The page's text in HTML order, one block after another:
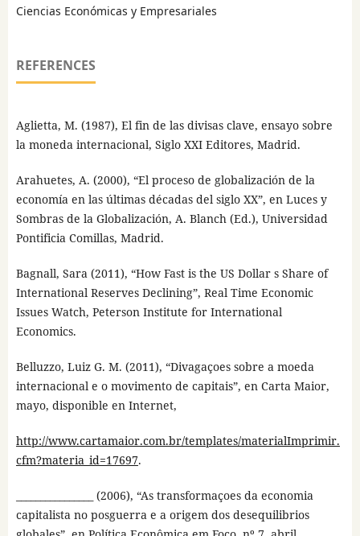
Ciencias Económicas y Empresariales
REFERENCES
Aglietta, M. (1987), El fin de las divisas clave, ensayo sobre
la moneda internacional, Siglo XXI Editores, Madrid.
Arahuetes, A. (2000), “El proceso de globalización de la
economía en las últimas décadas del siglo XX”, en Luces y
Sombras de la Globalización, A. Blanch (Ed.), Universidad
Pontificia Comillas, Madrid.
Bagnall, Sara (2011), “How Fast is the US Dollar s Share of
International Reserves Declining”, Real Time Economic
Issues Watch, Peterson Institute for International
Economics.
Belluzzo, Luiz G. M. (2011), “Divagaçoes sobre a moeda
internacional e o movimento de capitais”, en Carta Maior,
mayo, disponible en Internet,
http://www.cartamaior.com.br/templates/materialImprimir.
cfm?materia_id=17697.
________________ (2006), “As transformaçoes da economia
capitalista no posguerra e a origem dos desequilibrios